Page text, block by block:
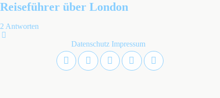
Reiseführer über London
2 Antworten
Datenschutz Impressum